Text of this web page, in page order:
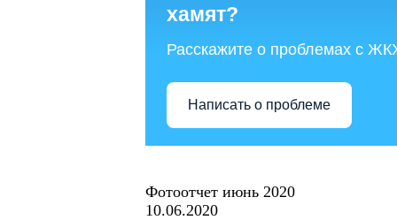
хамят?
Расскажите о проблемах с
Написать о проблеме
Фотоотчет июнь 2020
10.06.2020